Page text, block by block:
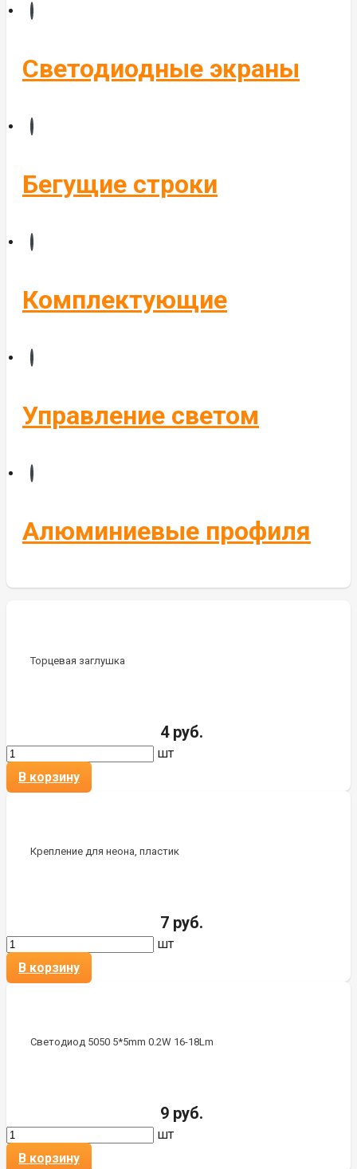
Светодиодные экраны
Бегущие строки
Комплектующие
Управление светом
Алюминиевые профиля
Торцевая заглушка
4 руб.
шт
В корзину
Крепление для неона, пластик
7 руб.
шт
В корзину
Светодиод 5050 5*5mm 0.2W 16-18Lm
9 руб.
шт
В корзину